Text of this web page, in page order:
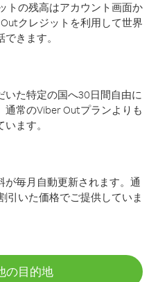
トの残高はアカウント画面か
クレジットを利用して世界
きます。
いた特定の国へ30日間自由に
常のViber Outプランよりも
ます。
毎月自動更新されます。通
引いた価格でご提供していま
の目的地